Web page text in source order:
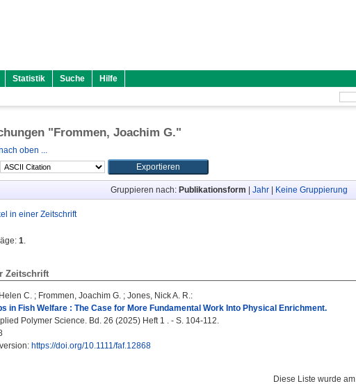
Statistik Suche Hilfe
"Frommen, Joachim G."
oben ...
Gruppieren nach: Publikationsform Jahr| Keine Gruppierung
in einer Zeitschrift
1.
Zeitschrift
C. ; Frommen, Joachim G. ; Jones, Nick A. R.:
in Fish Welfare : The Case for More Fundamental Work Into Physical Enrichment.
Polymer Science. Bd. 26 (2025) Heft 1 . - S. 104-112.
https://doi.org/10.1111/faf.12868
Diese Liste wurde am